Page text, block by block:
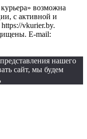
возможна
с активной и
vkurier.by.
E-mail:
нашего
сайт, мы будем